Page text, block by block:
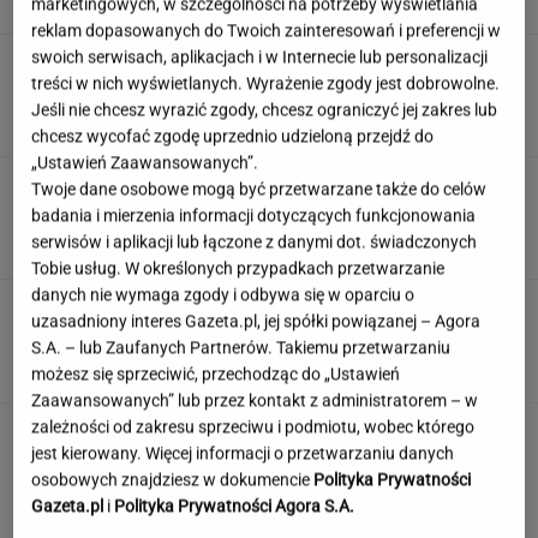
SUBSKRYPCJA
Śmierć Marii Zięby w "Na Wspólnej" to
ponury żart. Scenarzysta popłynął
ZUZANNA KWASEK
Sensacyjne odkrycie w Gdańsku. Pod "Misiem"
czekał historyczny skarb
Angelina Jolie pod presją. Brad Pitt domaga
się ujawnienia dokumentów
marketingowych, w szczególności na potrzeby wyświetlania
reklam dopasowanych do Twoich zainteresowań i preferencji w
swoich serwisach, aplikacjach i w Internecie lub personalizacji
treści w nich wyświetlanych. Wyrażenie zgody jest dobrowolne.
Jeśli nie chcesz wyrazić zgody, chcesz ograniczyć jej zakres lub
chcesz wycofać zgodę uprzednio udzieloną przejdź do
„Ustawień Zaawansowanych”.
Twoje dane osobowe mogą być przetwarzane także do celów
badania i mierzenia informacji dotyczących funkcjonowania
serwisów i aplikacji lub łączone z danymi dot. świadczonych
Tobie usług. W określonych przypadkach przetwarzanie
danych nie wymaga zgody i odbywa się w oparciu o
uzasadniony interes Gazeta.pl, jej spółki powiązanej – Agora
S.A. – lub Zaufanych Partnerów. Takiemu przetwarzaniu
możesz się sprzeciwić, przechodząc do „Ustawień
Zaawansowanych” lub przez kontakt z administratorem – w
zależności od zakresu sprzeciwu i podmiotu, wobec którego
jest kierowany. Więcej informacji o przetwarzaniu danych
osobowych znajdziesz w dokumencie Polityka Prywatności
Gazeta.pl i Polityka Prywatności Agora S.A.